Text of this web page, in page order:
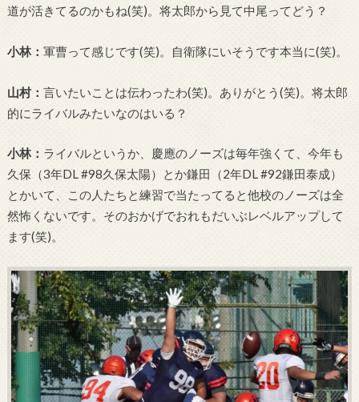
道が活きてるのかもね(笑)。将太郎から見て中尾ってどう？
小林： 軍曹って感じです(笑)。自衛隊にいそうです本当に(笑)。
山村： 言いたいことは伝わったわ(笑)。ありがとう(笑)。将太郎
的にライバルみたいなのはいる？
小林： ライバルというか、慶應のノーズは毎年強くて、今年も
久保（3年DL #98久保太陽）とか鎌田（2年DL #92鎌田泰成）
とかいて、この人たちと練習で当たってると他校のノーズは全
然怖くないです。そのおかげでおれもだいぶレベルアップして
ます(笑)。